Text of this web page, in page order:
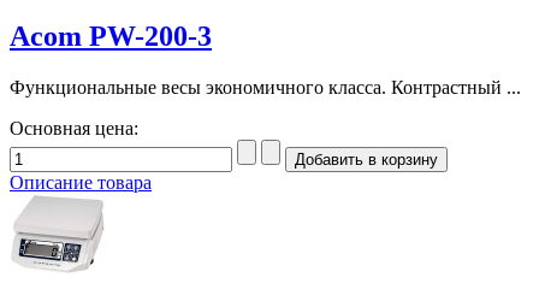
Acom PW-200-3
Функциональные весы экономичного класса. Контрастный ...
Основная цена:
Описание товара